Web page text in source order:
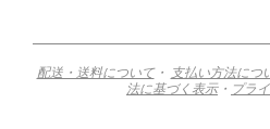
配送・送料について・ 支払い方法につ
法に基づく表示・ プラ